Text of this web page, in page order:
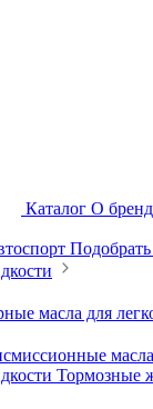
Каталог О
масла для
Тормозные